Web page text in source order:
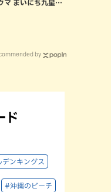
マ まいにち九星気
by
ド
ンキングス
#沖縄のビーチ